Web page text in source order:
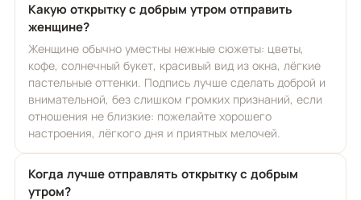
Какую открытку с добрым утром отправить
женщине?
Женщине обычно уместны нежные сюжеты: цветы,
кофе, солнечный букет, красивый вид из окна, лёгкие
пастельные оттенки. Подпись лучше сделать доброй и
внимательной, без слишком громких признаний, если
отношения не близкие: пожелайте хорошего
настроения, лёгкого дня и приятных мелочей.
Когда лучше отправлять открытку с добрым
утром?